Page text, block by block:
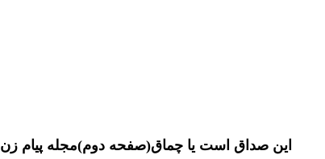
این صداق است یا چماق(صفحه دوم)مجله پیام زن